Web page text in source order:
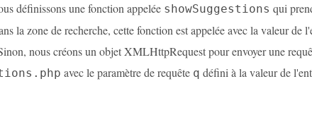
définissons une fonction appelée showSuggestions qui
la zone de recherche, cette fonction est appelée avec la valeur
nous créons un objet XMLHttpRequest pour envoyer une
avec le paramètre de requête q défini à la valeur de